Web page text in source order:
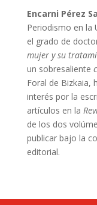
Encarni Pérez
Periodismo en la
el grado de
mujer y su
un sobresaliente
Foral de Bizkaia,
interés por la
artículos en la
de los dos
publicar bajo la
editorial.